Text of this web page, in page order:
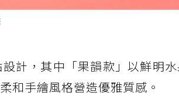
計，其中「果韻款」以鮮明
和手繪風格營造優雅質感。